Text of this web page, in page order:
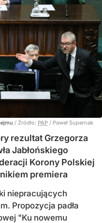
/ Źródło: PAP / Paweł Supernak
rezultat Grzegorza
Jabłońskiego
Korony Polskiej
premiera
niepracujących
Propozycja padła
"Ku nowemu